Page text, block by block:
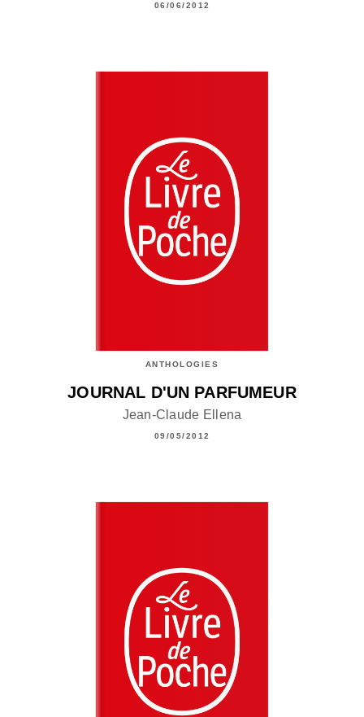
06/06/2012
ANTHOLOGIES
JOURNAL D'UN PARFUMEUR
Jean-Claude Ellena
09/05/2012